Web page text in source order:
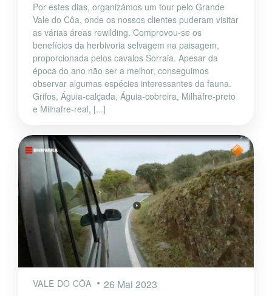
Por estes dias, organizámos um tour pelo Grande
Vale do Côa, onde os nossos clientes puderam visitar
as várias áreas rewilding. Comprovou-se os
benefícios da herbivoria selvagem na paisagem,
proporcionada pelos cavalos Sorraia. Apesar da
época do ano não ser a melhor, conseguimos
observar algumas espécies interessantes da fauna.
Grifos, Águia-calçada, Águia-cobreira, Milhafre-preto
e Milhafre-real, [...]
VALE DO CÔA 26 Mai 2023